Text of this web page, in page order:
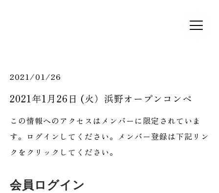
2021/01/26
2021年1月26日 (火）浜野オープンコンペ
この情報へのアクセスはメンバーに限定されていま
す。ログインしてください。メンバー登録は下記リン
クをクリックしてください。
会員ログイン